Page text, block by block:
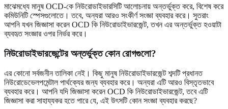
মাঝেমধ্যে মানুষ OCD-কে নিউরোডাইভারসিটি আলোচনায় অন্তর্ভুক্ত করে, বিশেষ করে
কমিউনিটি স্পেসগুলোতে। তবে, অন্যরা আরও সংকীর্ণ সংজ্ঞা ব্যবহার করে। সুতরাং
আপনি যখন জিজ্ঞাসা করেন OCD কি নিউরোডাইভারজেন্ট, তখন এর অন্তর্ভুক্ত হওয়াটা
ব্যবহৃত সংজ্ঞার ওপর নির্ভর করে।
নিউরোডাইভারজেন্টের অন্তর্ভুক্ত কোন রোগগুলো?
এর কোনো সর্বজনীন তালিকা নেই। কিছু মানুষ নিউরোডাইভারজেন্ট শব্দটি প্রধানত
নিউরোডেভেলপমেন্টাল পার্থক্যের জন্য ব্যবহার করে। অন্যরা এটি আরও বিস্তৃতভাবে
ব্যবহার করে। আপনি যদি জিজ্ঞাসা করেন OCD কি নিউরোডাইভারজেন্ট, তবে এটি
জিজ্ঞাসা করা সাহায্যকর হতে পারে যে, এই উৎসটি কোন সংজ্ঞা ব্যবহার করছে?